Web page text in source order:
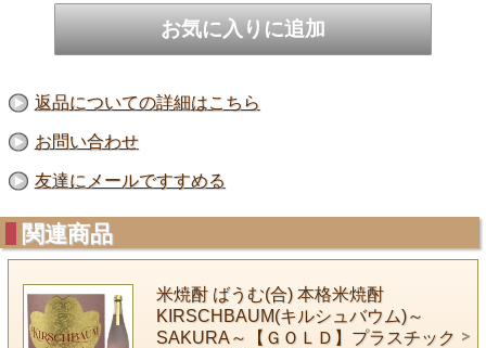
返品についての詳細はこちら
お問い合わせ
友達にメールですすめる
関連商品
米焼酎 ばうむ(合) 本格米焼酎
KIRSCHBAUM(キルシュバウム)～
SAKURA～【ＧＯＬＤ】プラスチック